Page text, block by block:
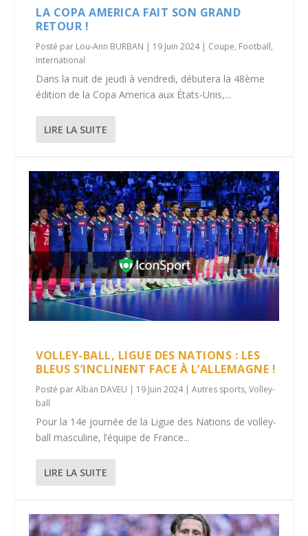
LA COPA AMERICA FAIT SON GRAND
RETOUR !
Posté par Lou-Ann BURBAN | 19 Juin 2024| Coupe, Football,
International
Dans la nuit de jeudi à vendredi, débutera la 48ème
édition de la Copa America aux États-Unis,...
LIRE LA SUITE
VOLLEY-BALL, LIGUE DES NATIONS : LES
BLEUS S’INCLINENT FACE À L’ALLEMAGNE !
Posté parAlban DAVEU | 19 Juin 2024|Autres sports,Volley-
ball
Pour la 14e journée de la Ligue des Nations de volley-
ball masculine, l’équipe de France...
LIRE LA SUITE